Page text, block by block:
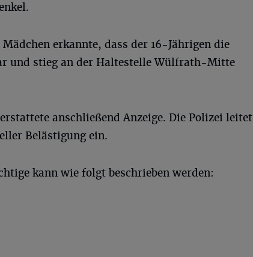
erkannte, dass der 16-Jährigen die
und stieg an der Haltestelle Wülfrath-Mitte
anschließend Anzeige. Die Polizei leitet
Belästigung ein.
kann wie folgt beschrieben werden: